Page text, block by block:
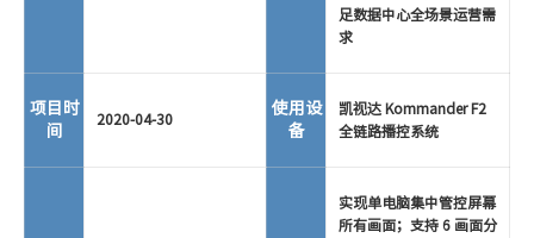
足数据中心全场景运营需
求
项目时
间
2020-04-30
使用设
备
凯视达 Kommander F2
全链路播控系统
实现单电脑集中管控屏幕
所有画面；支持 6 画面分